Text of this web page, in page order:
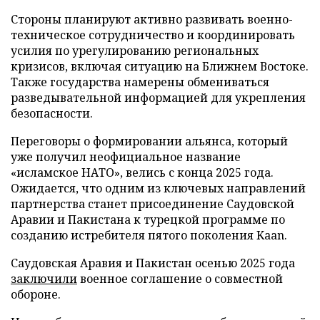
Стороны планируют активно развивать военно-
техническое сотрудничество и координировать
усилия по урегулированию региональных
кризисов, включая ситуацию на Ближнем Востоке.
Также государства намерены обмениваться
разведывательной информацией для укрепления
безопасности.
Переговоры о формировании альянса, который
уже получил неофициальное название
«исламское НАТО», велись с конца 2025 года.
Ожидается, что одним из ключевых направлений
партнерства станет присоединение Саудовской
Аравии и Пакистана к турецкой программе по
созданию истребителя пятого поколения Kaan.
Саудовская Аравия и Пакистан осенью 2025 года
заключиливоенное соглашение о совместной
обороне.